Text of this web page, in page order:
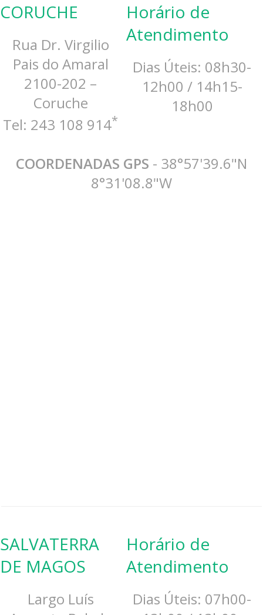
CORUCHE
Rua Dr. Virgilio
Pais do Amaral
2100-202 –
Coruche
Tel: 243 108 914*
Horário de
Atendimento
Dias Úteis: 08h30-
12h00 / 14h15-
18h00
COORDENADAS GPS - 38°57'39.6"N
8°31'08.8"W
SALVATERRA
DE MAGOS
Largo Luís
Horário de
Atendimento
Dias Úteis: 07h00-